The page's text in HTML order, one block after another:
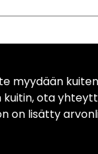
myydään
kuitin, ota
on lisätty